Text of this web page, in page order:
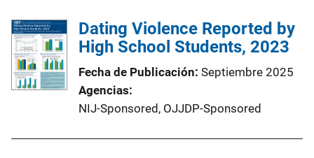
Dating Violence Reported by
High School Students, 2023
Fecha de Publicación Septiembre 2025
Agencias
NIJ-Sponsored, OJJDP-Sponsored